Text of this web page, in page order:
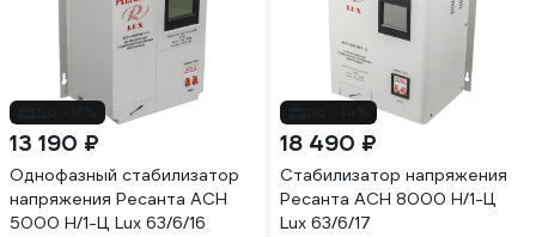
13 190 ₽
Однофазный стабилизатор
напряжения Ресанта АСН
5000 Н/1-Ц Lux 63/6/16
18 490 ₽
Стабилизатор напряжения
Ресанта АСН 8000 Н/1-Ц
Lux 63/6/17